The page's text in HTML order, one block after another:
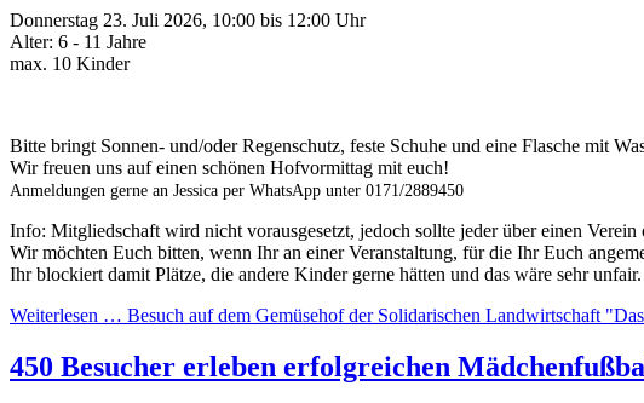
Donnerstag 23. Juli 2026, 10:00 bis 12:00 Uhr
Alter: 6 - 11 Jahre
max. 10 Kinder
Bitte bringt Sonnen- und/oder Regenschutz, feste Schuhe und eine Flasche mit
Wir freuen uns auf einen schönen Hofvormittag mit euch!
Anmeldungen gerne an Jessica per WhatsApp unter 0171/2889450
Info: Mitgliedschaft wird nicht vorausgesetzt, jedoch sollte jeder über einen
Wir möchten Euch bitten, wenn Ihr an einer Veranstaltung, für die Ihr Euch
Ihr blockiert damit Plätze, die andere Kinder gerne hätten und das wäre sehr unfair.
Weiterlesen … Besuch auf dem Gemüsehof der Solidarischen Landwirtschaft
450 Besucher erleben erfolgreichen